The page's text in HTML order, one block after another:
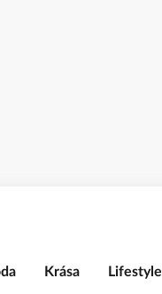
Krása Lifestyle